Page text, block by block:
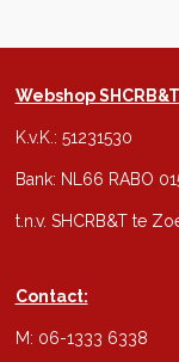
Webshop SHCRB&T
K.v.K.: 51231530
Bank: NL66 RABO
t.n.v. SHCRB&T te
Contact:
M: 06-1333 6338